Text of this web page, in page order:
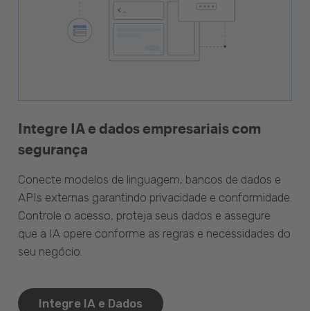
Integre IA e dados empresariais com
segurança
Conecte modelos de linguagem, bancos de dados e
APIs externas garantindo privacidade e conformidade.
Controle o acesso, proteja seus dados e assegure
que a IA opere conforme as regras e necessidades do
seu negócio.
Integre IA e Dados